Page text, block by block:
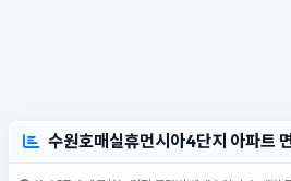
수원호매실휴먼시아4단지 아파트